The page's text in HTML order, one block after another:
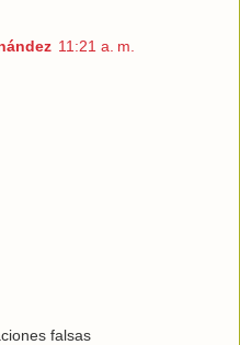
11:21 a. m.
falsas